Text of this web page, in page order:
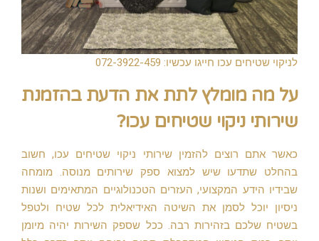
לניקוי שטיחים עכו חייגו עכשיו: 072-3922-459
על מה מומלץ לתת את הדעת בהזמנת
שירותי ניקוי שטיחים עכו?
כאשר אתם רוצים להזמין שירותי ניקוי שטיחים עכו, חשוב
בהחלט שתדעו שיש למצוא ספק שירותים מנוסה. מומחה
שבידיו הידע המקצועי, העזרים הטכנולוגיים המתאימים ושנות
ניסיון יוכל לסמן את השיטה האידיאלית לכל שטיח ולטפל
בשטיח שלכם בזהירות רבה. ככל שספק השירות יהיה מיומן